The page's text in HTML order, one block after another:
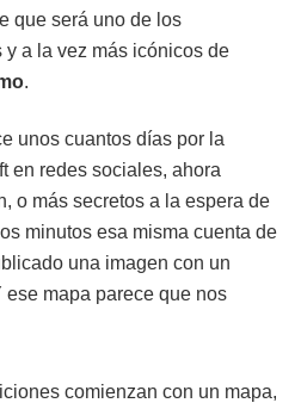
que será uno de los
a la vez más icónicos de
.
unos cuantos días por la
en redes sociales, ahora
o más secretos a la espera de
minutos esa misma cuenta de
una imagen con un
ese mapa parece que nos
comienzan con un mapa,